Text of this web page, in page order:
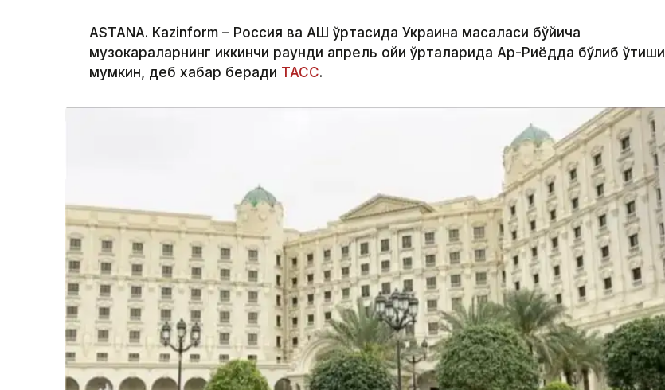
ASTANA. Кazinform – Россия ва АҚШ ўртасида Украина масаласи бўйича
музокараларнинг иккинчи раунди апрель ойи ўрталарида Ар-Риёдда бўлиб ўтиши
мумкин, деб хабар беради ТАСС.